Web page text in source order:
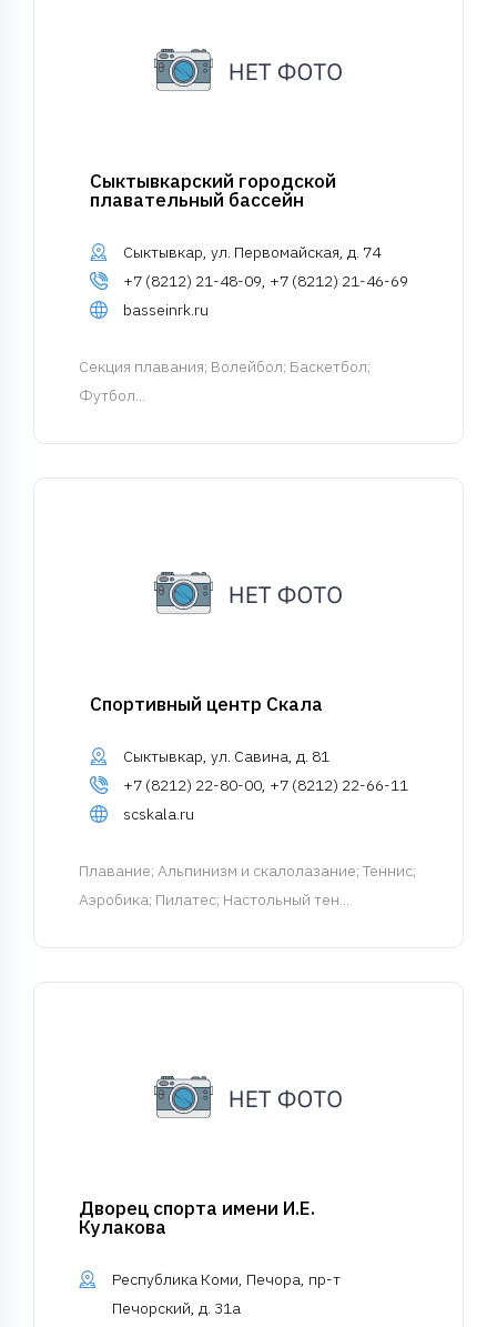
Сыктывкарский городской
плавательный бассейн
Сыктывкар, ул. Первомайская, д. 74
+7 (8212) 21-48-09, +7 (8212) 21-46-69
basseinrk.ru
Cекция плавания; Волейбол; Баскетбол;
Футбол...
Спортивный центр Скала
Сыктывкар, ул. Савина, д. 81
+7 (8212) 22-80-00, +7 (8212) 22-66-11
scskala.ru
Плавание; Альпинизм и скалолазание; Теннис;
Аэробика; Пилатес; Настольный тен...
Дворец спорта имени И.Е.
Кулакова
Республика Коми, Печора, пр-т
Печорский, д. 31а